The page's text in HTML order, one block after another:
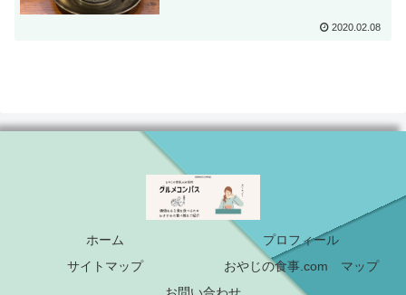
2020.02.08
ホーム
プロフィール
サイトマップ
おやじの食事.com マップ
お問い合わせ